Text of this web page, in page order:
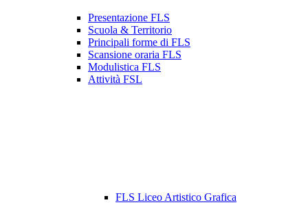
Presentazione FLS
Scuola & Territorio
Principali forme di FLS
Scansione oraria FLS
Modulistica FLS
Attività FSL
FLS Liceo Artistico Grafica